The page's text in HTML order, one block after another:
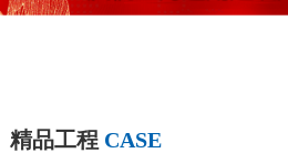
精品工程 CASE